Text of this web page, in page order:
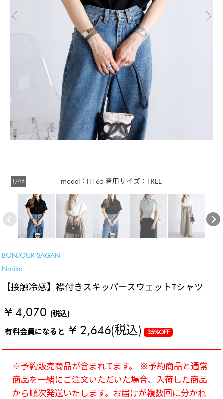
model：H165 着用サイズ：FREE
1/46
BONJOUR SAGAN
Noriko
【接触冷感】襟付きスキッパースウェットTシャツ
¥ 4,070 (税込)
有料会員になると¥ 2,646(税込) 35%OFF
※予約販売商品が含まれてます。 ※予約商品と通常
商品を一緒にご注文いただいた場合、入荷した商品
から順次発送いたします。お届けが複数回に分かれ